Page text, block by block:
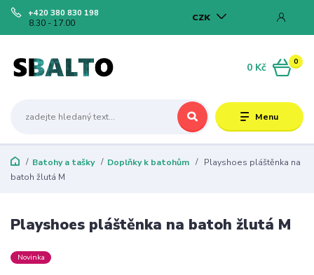
Menu
CZK
+420 380 830 198
8.30 - 17.00
0
0 Kč
Batohy a tašky Doplňky k batohům
Playshoes pláštěnka na
batoh žlutá M
Playshoes pláštěnka na batoh žlutá M
Novinka